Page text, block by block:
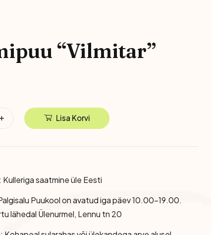
“Vilmitar”
Lisa Korvi
Kulleriga saatmine üle Eesti
Puukool on avatud iga päev 10.00-19.00.
lähedal Ülenurmel, Lennu tn 20